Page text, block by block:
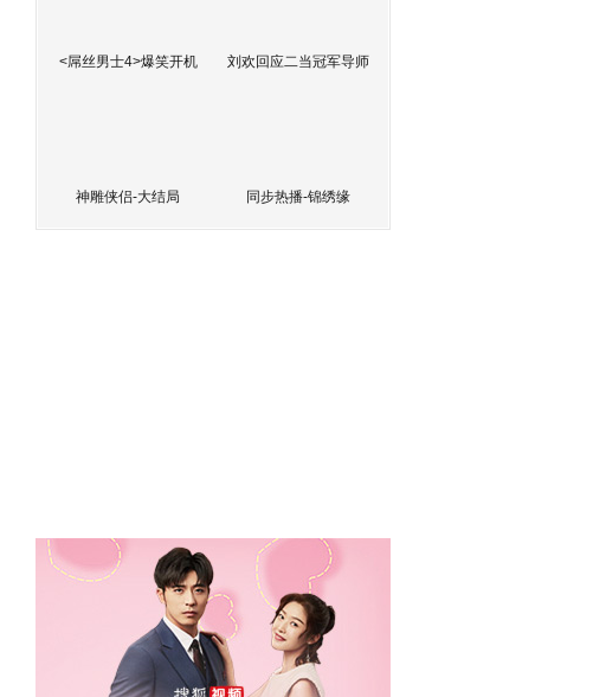
<屌丝男士4>爆笑开机 刘欢回应二当冠军导师
神雕侠侣-大结局 同步热播-锦绣缘